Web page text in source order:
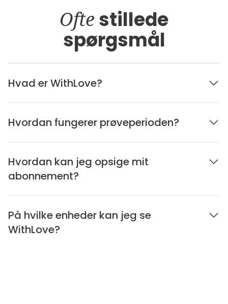
Ofte stillede
spørgsmål
Hvad er WithLove?
Hvordan fungerer prøveperioden?
Hvordan kan jeg opsige mit
abonnement?
På hvilke enheder kan jeg se
WithLove?